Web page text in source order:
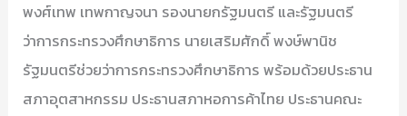
พงศ์เทพ เทพกาญจนา รองนายกรัฐมนตรี และรัฐมนตรี
ว่าการกระทรวงศึกษาธิการ นายเสริมศักดิ์ พงษ์พานิช
รัฐมนตรีช่วยว่าการกระทรวงศึกษาธิการ พร้อมด้วยประธาน
สภาอุตสาหกรรม ประธานสภาหอการค้าไทย ประธานคณะ